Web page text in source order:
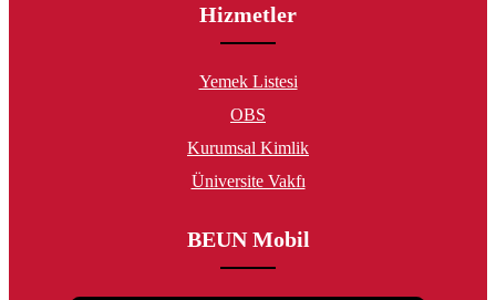
Hizmetler
Yemek Listesi
OBS
Kurumsal Kimlik
Üniversite Vakfı
BEUN Mobil